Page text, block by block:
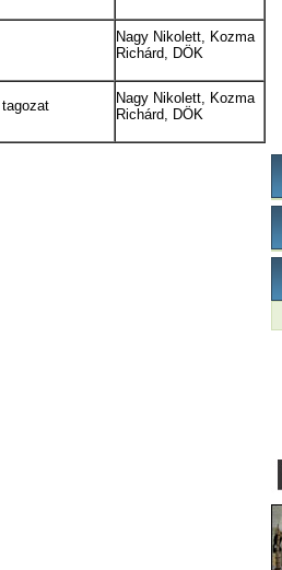
Nagy Nikolett, Kozma
Richárd, DÖK
Nagy Nikolett, Kozma
Richárd, DÖK